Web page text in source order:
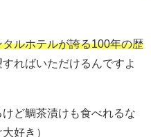
タルホテルが誇る100年の歴
すればいただけるんですよ
ど鯛茶漬けも食べれるな
好き）